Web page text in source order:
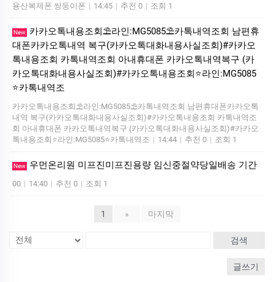
용산복제폰 쌍둥이폰 | 14:45 | 추천 0 | 조회 1
New
카카오톡내용조회⛱️라인:MG5085⛱️카톡내역조회 남편휴
대폰카카오톡내역 복구(카카오톡대화내용사실조회)#카카오
톡내용조회 카톡내역조회 아내휴대폰 카카오톡내역복구 (카
카오톡대화내용사실조회)#카카오톡내용조회⭐라인:MG5085
⭐카톡내역조
카카오톡내용조회⛱️라인:MG5085⛱️카톡내역조회 남편휴대폰카카오톡
내역 복구(카카오톡대화내용사실조회)#카카오톡내용조회 카톡내역조
회 아내휴대폰 카카오톡내역복구 (카카오톡대화내용사실조회)#카카오
톡내용조회⭐라인:MG5085⭐카톡내역조 | 14:44 | 추천 0 | 조회 1
New 우먼온리원 미프진미프진용량 임신중절약당일배송 기간
00 | 14:40 | 추천 0 | 조회 1
1 » 마지막
검색
글쓰기